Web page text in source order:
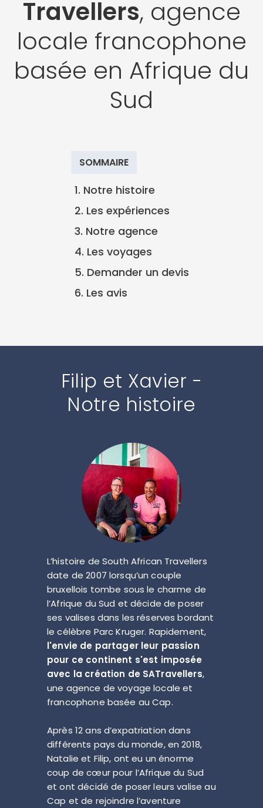
Travellers, agence
locale francophone
basée en Afrique du
Sud
SOMMAIRE
1. Notre histoire
2. Les expériences
3. Notre agence
4. Les voyages
5. Demander un devis
6. Les avis
Filip et Xavier -
Notre histoire
L’histoire de South African Travellers
date de 2007 lorsqu’un couple
bruxellois tombe sous le charme de
l’Afrique du Sud et décide de poser
ses valises dans les réserves bordant
le célèbre Parc Kruger. Rapidement,
l'envie de partager leur passion
pour ce continent s'est imposée
avec la création de SATravellers,
une agence de voyage locale et
francophone basée au Cap.
Après 12 ans d’expatriation dans
différents pays du monde, en 2018,
Natalie et Filip, ont eu un énorme
coup de cœur pour l’Afrique du Sud
et ont décidé de poser leurs valise au
Cap et de rejoindre l’aventure